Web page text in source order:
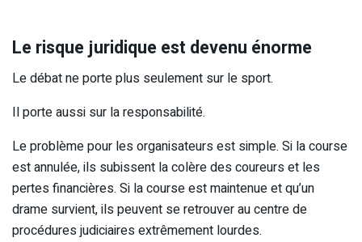
Le risque juridique est devenu énorme
Le débat ne porte plus seulement sur le sport.
Il porte aussi sur la responsabilité.
Le problème pour les organisateurs est simple. Si la course
est annulée, ils subissent la colère des coureurs et les
pertes financières. Si la course est maintenue et qu’un
drame survient, ils peuvent se retrouver au centre de
procédures judiciaires extrêmement lourdes.